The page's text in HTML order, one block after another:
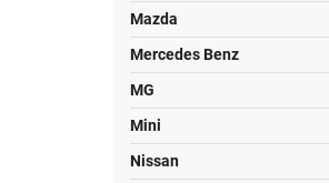
Mazda
Mercedes Benz
MG
Mini
Nissan